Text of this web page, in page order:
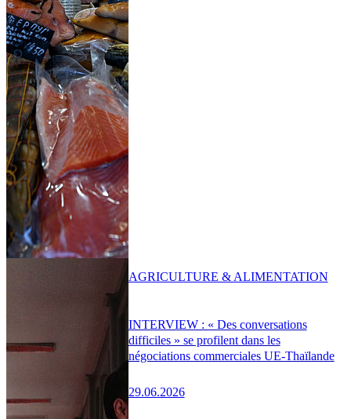
INTERVIEW : « Des conversations
difficiles » se profilent dans les
négociations commerciales UE-Thaïlande
29.06.2026
AGRICULTURE & ALIMENTATION